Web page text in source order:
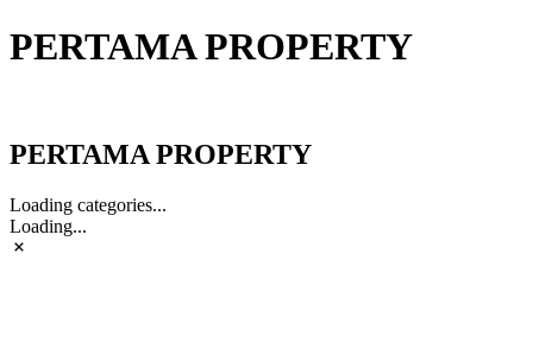
PERTAMA PROPERTY
PERTAMA PROPERTY
Loading categories...
Loading...